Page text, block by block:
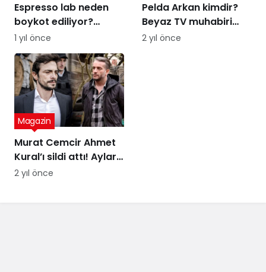
Espresso lab neden
boykot ediliyor?
Espresso Lab sahibi
kim?
1 yıl önce
Pelda Arkan kimdir?
Beyaz TV muhabiri
Pelda Arkan kaç
2 yıl önce
Murat Cemcir Ahmet
Kural’ı sildi attı! Aylar
sonra samimi
Magazin
2 yıl önce